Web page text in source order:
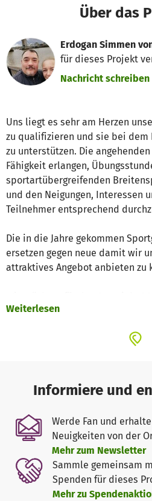
Über das
Erdogan Simmen
für dieses Projekt
Nachricht schreiben
Uns liegt es sehr am Herzen
zu qualifizieren und sie bei dem
zu unterstützen. Die
Fähigkeit erlangen,
sportartübergreifenden
und den Neigungen, Interessen
Teilnehmer entsprechend
Die in die Jahre gekommen
ersetzen gegen neue damit wir
attraktives Angebot anbieten zu
wieder mit der Übungsleiter
beibehalten. Sportgeräte sollen
Vielen Dank für deine Spende.
und zu 100% unserem Projekt
Wir freuen uns gemeinsam
Euer SV Biburg
Weiterlesen
Informiere und
Werde Fan und
Neuigkeiten von der
Mehr zum Newsletter
Sammle gemeinsam
Spenden für dieses
Mehr zu